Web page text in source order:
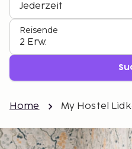
Jederzeit
Reisende
2 Erw.
Home My Hostel